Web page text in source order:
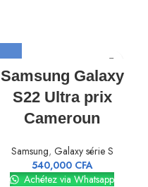
Samsung Galaxy
S22 Ultra prix
Cameroun
Samsung, Galaxy série S
540,000 CFA
Achétez via Whatsapp